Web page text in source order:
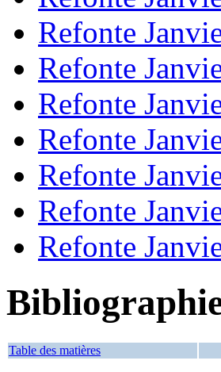
Refonte
Refonte
Refonte
Refonte
Refonte
Refonte
Refonte
Table des matières